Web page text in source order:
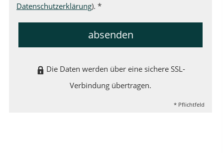
Datenschutzerklärung). *
absenden
Die Daten werden über eine sichere SSL-
Verbindung übertragen.
* Pflichtfeld